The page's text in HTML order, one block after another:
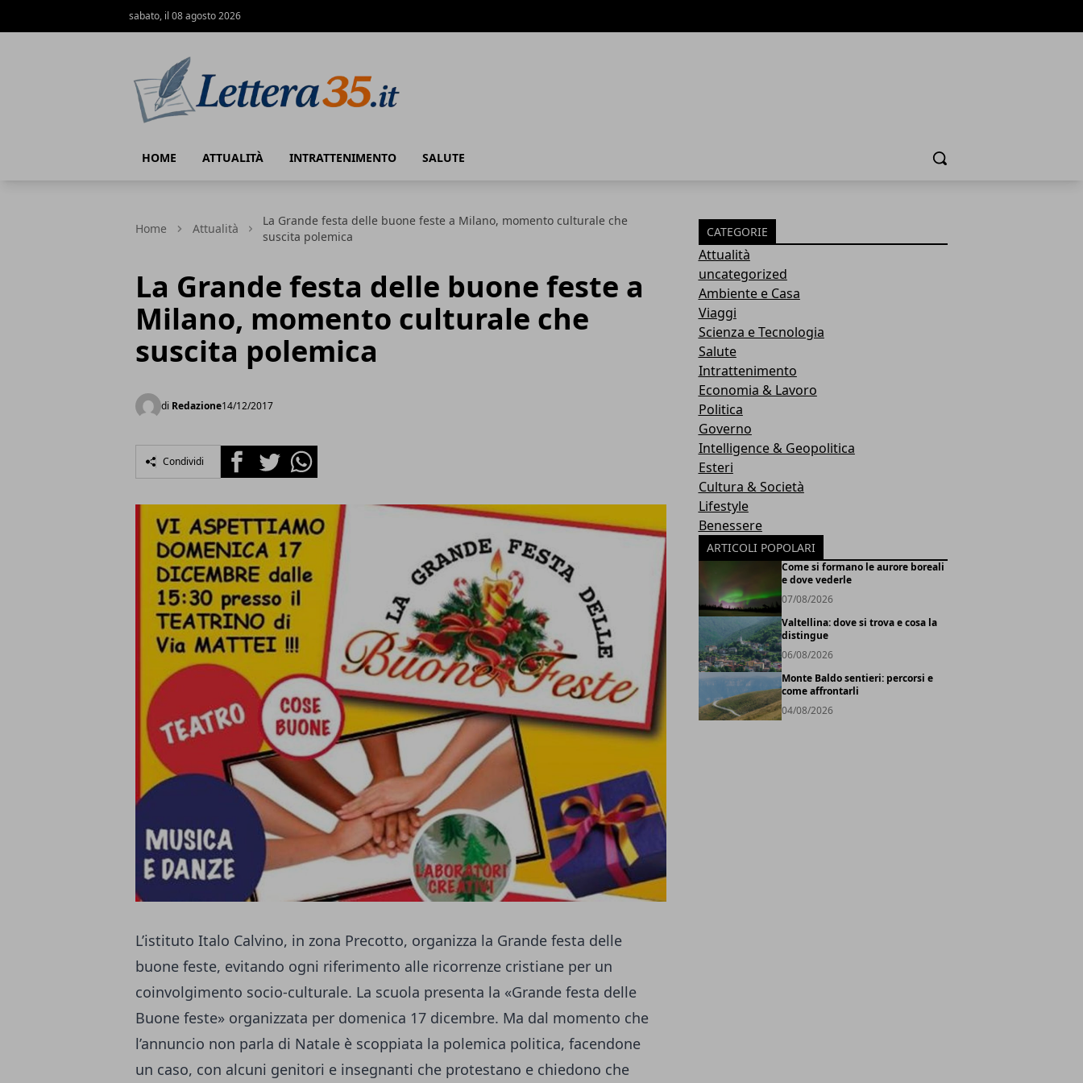
sabato, il 08 agosto 2026
HOME ATTUALITÀ INTRATTENIMENTO SALUTE Cerca
Home Attualità
La Grande festa delle buone feste a Milano, momento culturale che
suscita polemica
La Grande festa delle buone feste a
Milano, momento culturale che
suscita polemica
di Redazione14/12/2017
Condividi FacebookTwitterWhatsapp
L’istituto Italo Calvino, in zona Precotto, organizza la Grande festa delle
buone feste, evitando ogni riferimento alle ricorrenze cristiane per un
coinvolgimento socio-culturale. La scuola presenta la «Grande festa delle
Buone feste» organizzata per domenica 17 dicembre. Ma dal momento che
l’annuncio non parla di Natale è scoppiata la polemica politica, facendone
un caso, con alcuni genitori e insegnanti che protestano e chiedono che
CATEGORIE
Attualità
uncategorized
Ambiente e Casa
Viaggi
Scienza e Tecnologia
Salute
Intrattenimento
Economia & Lavoro
Politica
Governo
Intelligence & Geopolitica
Esteri
Cultura & Società
Lifestyle
Benessere
ARTICOLI POPOLARI
Come si formano le aurore boreali
e dove vederle
07/08/2026
Valtellina: dove si trova e cosa la
distingue
06/08/2026
Monte Baldo sentieri: percorsi e
come affrontarli
04/08/2026